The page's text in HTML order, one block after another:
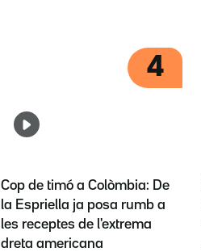
4
Cop de timó a Colòmbia: De
la Espriella ja posa rumb a
les receptes de l'extrema
dreta americana